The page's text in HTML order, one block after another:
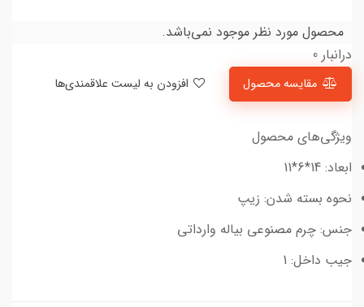
محصول مورد نظر موجود نمی‌باشد.
درانبار 0
مقایسه محصول
ویژگی‌های محصول
ابعاد: 14*6*11
نحوه بسته شدن: زیپ
جنس: چرم مصنوعی بیاله وارداتی
جیب داخل: 1